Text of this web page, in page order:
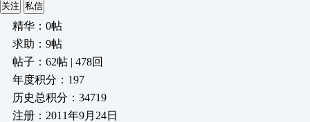
关注 私信
精华：0帖
求助：9帖
帖子：62帖 | 478回
年度积分：197
历史总积分：34719
注册：2011年9月24日